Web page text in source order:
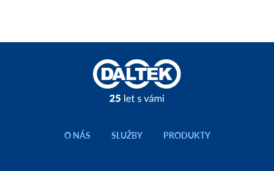
O NÁS SLUŽBY PRODUKTY